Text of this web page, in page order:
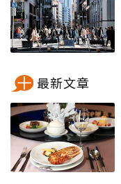
最新文章